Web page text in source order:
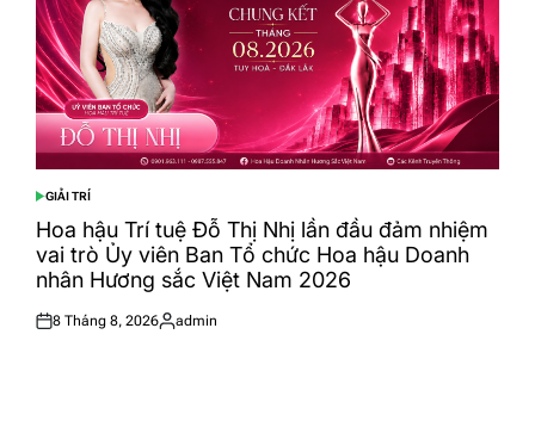
POSTED
IN
GIẢI TRÍ
Hoa hậu Trí tuệ Đỗ Thị Nhị lần đầu đảm nhiệm
vai trò Ủy viên Ban Tổ chức Hoa hậu Doanh
nhân Hương sắc Việt Nam 2026
Posted
8 Tháng 8, 2026
Posted
admin